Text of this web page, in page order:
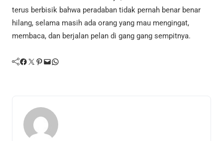
terus berbisik bahwa peradaban tidak pernah benar benar
hilang, selama masih ada orang yang mau mengingat,
membaca, dan berjalan pelan di gang gang sempitnya.
Facebook Twitter Pinterest Mail WhatsApp